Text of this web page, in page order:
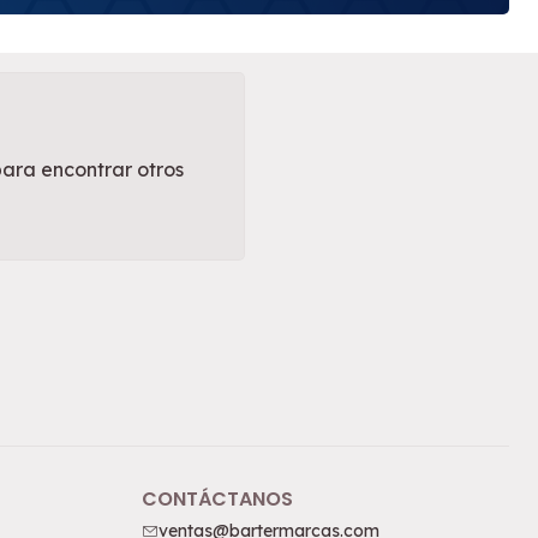
encontrar otros
CONTÁCTANOS
ventas@bartermarcas.com